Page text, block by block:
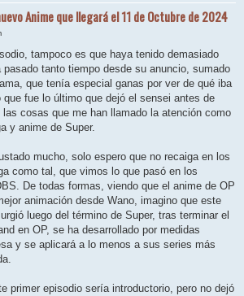
Anime que llegará el 11 de Octubre de 2024
tampoco es que haya tenido demasiado
pasado tanto tiempo desde su anuncio, sumado
que tenía especial ganas por ver de qué iba
fue lo último que dejó el sensei antes de
cosas que me han llamado la atención como
y anime de Super.
mucho, solo espero que no recaiga en los
como tal, que vimos lo que pasó en los
De todas formas, viendo que el anime de OP
animación desde Wano, imagino que este
luego del término de Super, tras terminar el
en OP, se ha desarrollado por medidas
y se aplicará a lo menos a sus series más
primer episodio sería introductorio, pero no dejó